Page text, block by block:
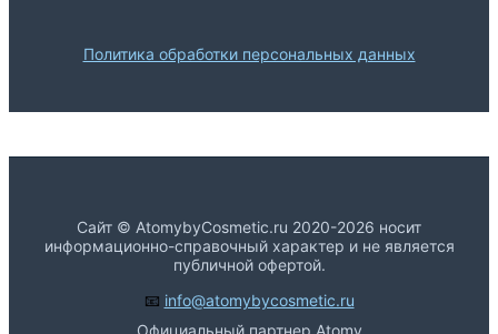
Политика обработки персональных данных
Сайт © AtomybyCosmetic.ru 2020-2026 носит
информационно-справочный характер и не является
публичной офертой.
📧 info@atomybycosmetic.ru
Официальный партнер Atomy